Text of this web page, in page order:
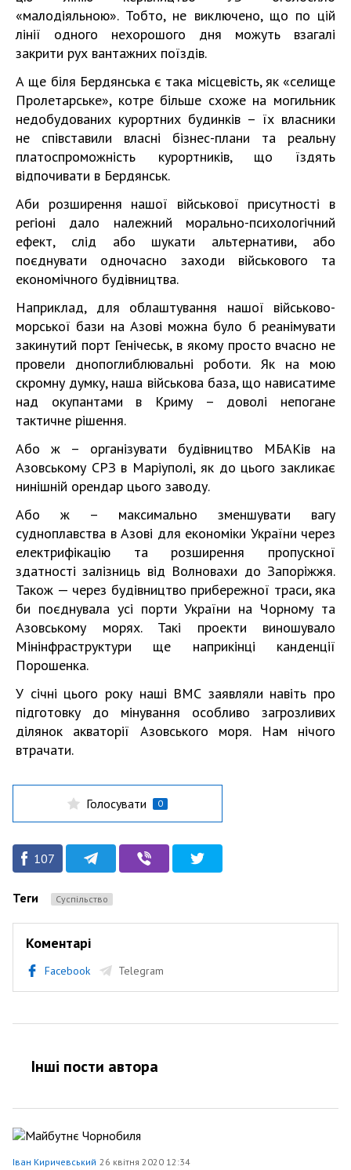
«малодіяльною». Тобто, не виключено, що по цій
лінії одного нехорошого дня можуть взагалі
закрити рух вантажних поїздів.
А ще біля Бердянська є така місцевість, як «селище
Пролетарське», котре більше схоже на могильник
недобудованих курортних будинків – їх власники
не співставили власні бізнес-плани та реальну
платоспроможність курортників, що їздять
відпочивати в Бердянськ.
Аби розширення нашої військової присутності в
регіоні дало належний морально-психологічний
ефект, слід або шукати альтернативи, або
поєднувати одночасно заходи військового та
економічного будівництва.
Наприклад, для облаштування нашої військово-
морської бази на Азові можна було б реанімувати
закинутий порт Генічеськ, в якому просто вчасно не
провели днопоглиблювальні роботи. Як на мою
скромну думку, наша військова база, що нависатиме
над окупантами в Криму – доволі непогане
тактичне рішення.
Або ж – організувати будівництво МБАКів на
Азовському СРЗ в Маріуполі, як до цього закликає
нинішній орендар цього заводу.
Або ж – максимально зменшувати вагу
судноплавства в Азові для економіки України через
електрифікацію та розширення пропускної
здатності залізниць від Волновахи до Запоріжжя.
Також — через будівництво прибережної траси, яка
би поєднувала усі порти України на Чорному та
Азовському морях. Такі проекти виношувало
Мінінфраструктури ще наприкінці канденції
Порошенка.
У січні цього року наші ВМС заявляли навіть про
підготовку до мінування особливо загрозливих
ділянок акваторії Азовського моря. Нам нічого
втрачати.
Голосувати 0
107
Теги Суспільство
Коментарі
Facebook Telegram
Інші пости автора
Іван Киричевський 26 квітня 2020 12:34